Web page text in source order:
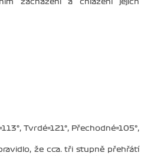
zacházení a chlazení jejich
Tvrdé=121°, Přechodné=105°,
že cca. tři stupně přehřátí